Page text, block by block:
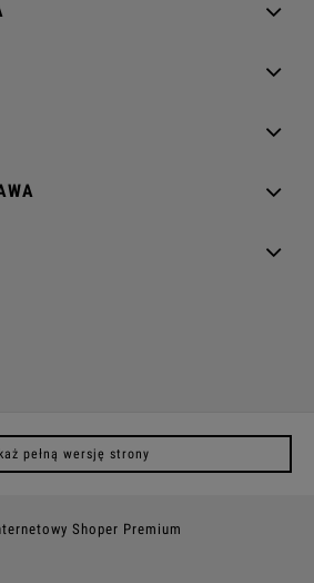
podwójne z uziemieniem
pełną wersję strony
Shoper Premium